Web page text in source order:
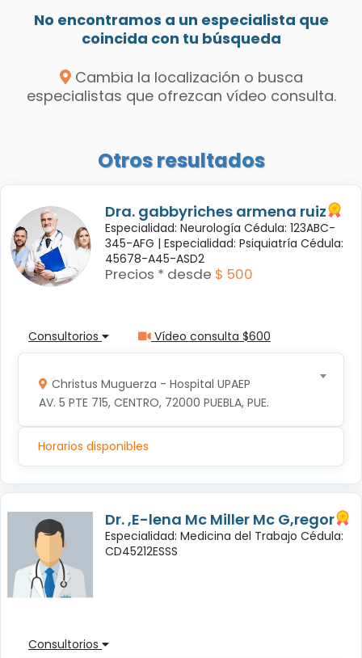
No encontramos a un especialista que
coincida con tu búsqueda
Cambia la localización o busca
especialistas que ofrezcan vídeo consulta.
Otros resultados
Dra. gabbyriches armena ruiz
Especialidad: Neurología Cédula: 123ABC-
345-AFG | Especialidad: Psiquiatría Cédula:
45678-A45-ASD2
Precios * desde $ 500
Consultorios Vídeo consulta $600
Christus Muguerza - Hospital UPAEP
AV. 5 PTE 715, CENTRO, 72000 PUEBLA, PUE.
Horarios disponibles
Dr. ,E-lena Mc Miller Mc G,regor
Especialidad: Medicina del Trabajo Cédula:
CD45212ESSS
Consultorios